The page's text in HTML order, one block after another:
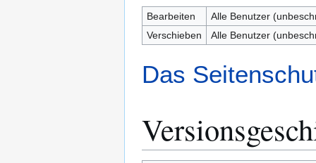
Bearbeiten
Alle Benutzer
Verschieben
Alle Benutzer
Das